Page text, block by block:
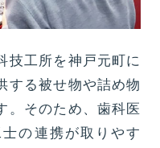
技工所を神戸元町に
する被せ物や詰め物
。そのため、歯科医
の連携が取りやす